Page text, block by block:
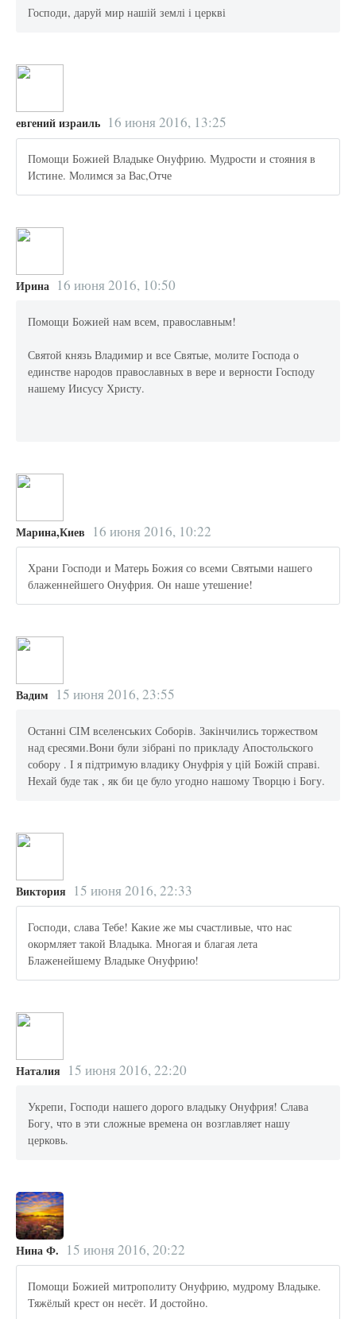
Господи, даруй мир нашій землі і церкві
евгений израиль 16 июня 2016, 13:25
Помощи Божией Владыке Онуфрию. Мудрости и стояния в
Истине. Молимся за Вас,Отче
Ирина 16 июня 2016, 10:50
Помощи Божией нам всем, православным!
Святой князь Владимир и все Святые, молите Господа о
единстве народов православных в вере и верности Господу
нашему Иисусу Христу.
Марина,Киев 16 июня 2016, 10:22
Храни Господи и Матерь Божия со всеми Святыми нашего
блаженнейшего Онуфрия. Он наше утешение!
Вадим 15 июня 2016, 23:55
Останні СІМ вселенських Соборів. Закінчились торжеством
над єресями.Вони були зібрані по прикладу Апостольского
собору . І я підтримую владику Онуфрія у цій Божій справі.
Нехай буде так , як би це було угодно нашому Творцю і Богу.
Виктория 15 июня 2016, 22:33
Господи, слава Тебе! Какие же мы счастливые, что нас
окормляет такой Владыка. Многая и благая лета
Блаженейшему Владыке Онуфрию!
Наталия 15 июня 2016, 22:20
Укрепи, Господи нашего дорого владыку Онуфрия! Слава
Богу, что в эти сложные времена он возглавляет нашу
церковь.
Нина Ф. 15 июня 2016, 20:22
Помощи Божией митрополиту Онуфрию, мудрому Владыке.
Тяжёлый крест он несёт. И достойно.